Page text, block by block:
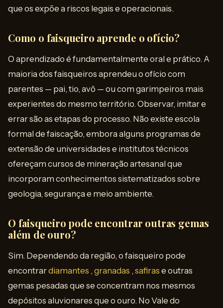
que os expõe a riscos legais e operacionais.
Como o faisqueiro aprende o ofício?
O aprendizado é fundamentalmente oral e prático. A
maioria dos faisqueiros aprendeu o ofício com
parentes — pai, tio, avô — ou com garimpeiros mais
experientes do mesmo território. Observar, imitar e
errar são as etapas do processo. Não existe escola
formal de faiscação, embora alguns programas de
extensão de universidades e institutos técnicos
ofereçam cursos de mineração artesanal que
incorporam conhecimentos sistematizados sobre
geologia, segurança e meio ambiente.
O faisqueiro pode encontrar outras gemas
além de ouro?
Sim. Dependendo da região, o faisqueiro pode
encontrardiamantes , granadas , safiras e outras
gemas pesadas que se concentram nos mesmos
depósitos aluvionares que o ouro. No Vale do